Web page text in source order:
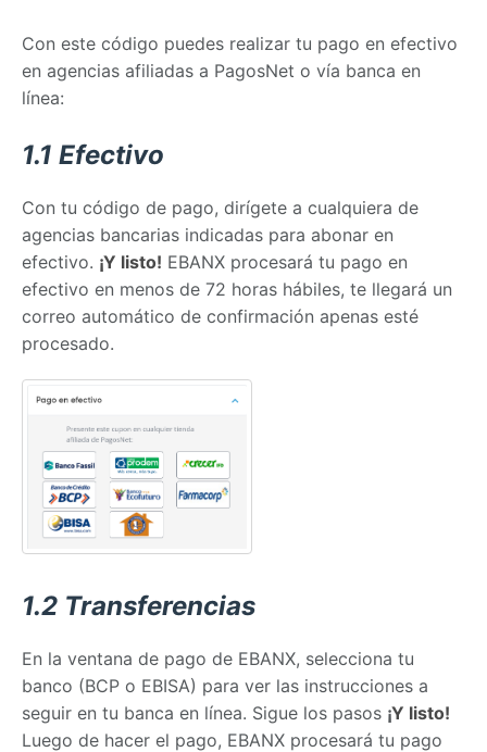
Con este código puedes realizar tu pago en efectivo
en agencias afiliadas a PagosNet o vía banca en
línea:
1.1 Efectivo
Con tu código de pago, dirígete a cualquiera de
agencias bancarias indicadas para abonar en
efectivo. ¡Y listo! EBANX procesará tu pago en
efectivo en menos de 72 horas hábiles, te llegará un
correo automático de confirmación apenas esté
procesado.
1.2 Transferencias
En la ventana de pago de EBANX, selecciona tu
banco (BCP o EBISA) para ver las instrucciones a
seguir en tu banca en línea. Sigue los pasos ¡Y listo!
Luego de hacer el pago, EBANX procesará tu pago